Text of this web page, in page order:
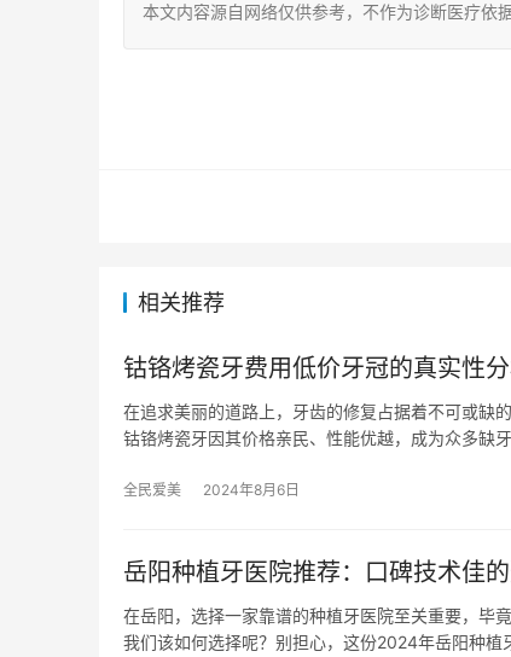
本文内容源自网络仅供参考，不作为诊断医疗依
相关推荐
钴铬烤瓷牙费用低价牙冠的真实性
在追求美丽的道路上，牙齿的修复占据着不可或缺
钴铬烤瓷牙因其价格亲民、性能优越，成为众多缺
全民爱美 2024年8月6日
岳阳种植牙医院推荐：口碑技术佳
在岳阳，选择一家靠谱的种植牙医院至关重要，毕
我们该如何选择呢？别担心，这份2024年岳阳种植